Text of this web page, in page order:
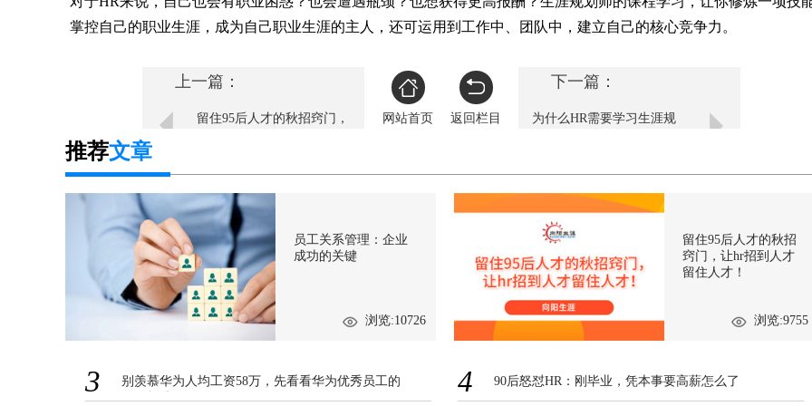
掌控自己的职业生涯，成为自己职业生涯的主人，还可运用到工作中、团队中，建立自己的核心竞争力。
上一篇：
留住95后人才的秋招窍门，
网站首页 返回栏目
下一篇：
为什么HR需要学习生涯规
推荐文章
员工关系管理：企业
成功的关键
浏览:10726
留住95后人才的秋招
窍门，让hr招到人才
留住人才！
浏览:9755
3
别羡慕华为人均工资58万，先看看华为优秀员工的
16项标准！
4 90后怒怼HR：刚毕业，凭本事要高薪怎么了